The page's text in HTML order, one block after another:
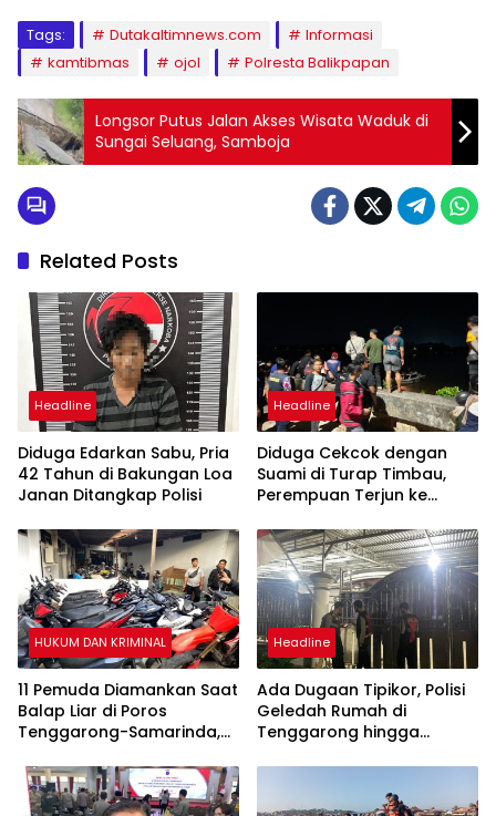
Tags: Dutakaltimnews.com
Informasi
kamtibmas
ojol Polresta Balikpapan
Longsor Putus Jalan Akses Wisata Waduk di
Sungai Seluang, Samboja
Related Posts
Headline
Diduga Edarkan Sabu, Pria
42 Tahun di Bakungan Loa
Janan Ditangkap Polisi
Headline
Diduga Cekcok dengan
Suami di Turap Timbau,
Perempuan Terjun ke
HUKUM DAN KRIMINAL
11 Pemuda Diamankan Saat
Balap Liar di Poros
Tenggarong-Samarinda,
Bulan
Headline
Ada Dugaan Tipikor, Polisi
Geledah Rumah di
Tenggarong hingga